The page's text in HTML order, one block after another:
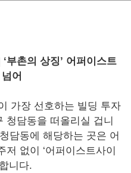
부촌의 상징’ 어퍼이스트
어
가장 선호하는 빌딩 투자
청담동을 떠올리실 겁니
담동에 해당하는 곳은 어
없이 ‘어퍼이스트사이
니다.